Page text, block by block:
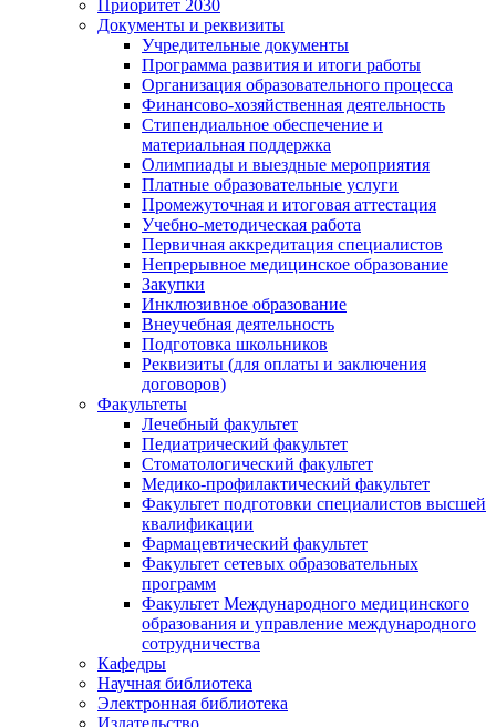
Приоритет 2030
Документы и реквизиты
Учредительные документы
Программа развития и итоги работы
Организация образовательного процесса
Финансово-хозяйственная деятельность
Стипендиальное обеспечение и
материальная поддержка
Олимпиады и выездные мероприятия
Платные образовательные услуги
Промежуточная и итоговая аттестация
Учебно-методическая работа
Первичная аккредитация специалистов
Непрерывное медицинское образование
Закупки
Инклюзивное образование
Внеучебная деятельность
Подготовка школьников
Реквизиты (для оплаты и заключения
договоров)
Факультеты
Лечебный факультет
Педиатрический факультет
Стоматологический факультет
Медико-профилактический факультет
Факультет подготовки специалистов высшей
квалификации
Фармацевтический факультет
Факультет сетевых образовательных
программ
Факультет Международного медицинского
образования и управление международного
сотрудничества
Кафедры
Научная библиотека
Электронная библиотека
Издательство